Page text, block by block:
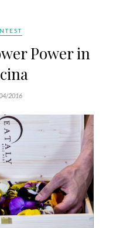
Power in
2016